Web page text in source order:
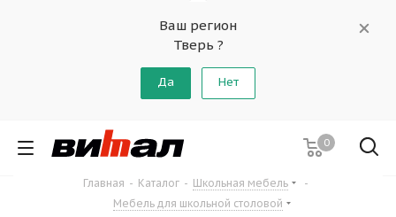
Ваш регион
Тверь ?
Да Нет
0
Главная - Каталог - Школьная мебель
-
Мебель для школьной столовой